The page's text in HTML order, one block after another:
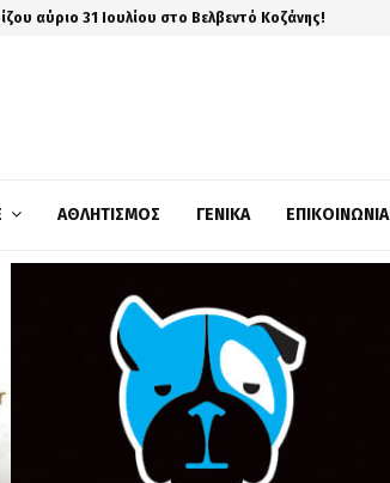
αύριο 31 Ιουλίου στο Βελβεντό Κοζάνης!
ΑΘΛΗΤΙΣΜΌΣ ΓΕΝΙΚΆ ΕΠΙΚΟΙΝΩΝΊΑ